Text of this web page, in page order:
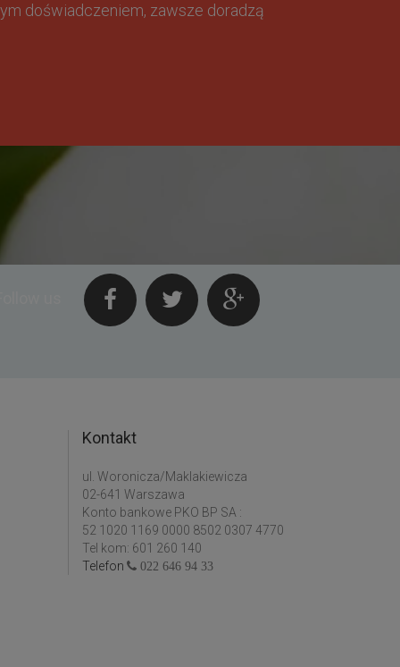
doświadczeniem, zawsze doradzą
Kontakt
ul. Woronicza/Maklakiewicza
02-641 Warszawa
Konto bankowe PKO BP SA :
52 1020 1169 0000 8502 0307 4770
Tel kom: 601 260 140
Telefon
022 646 94 33